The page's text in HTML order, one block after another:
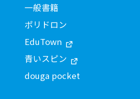
一般書籍
ポリドロン
EduTown
青いスピン
douga pocket